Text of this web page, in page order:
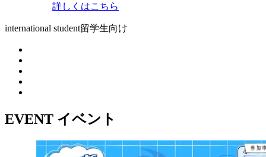
詳しくはこちら
international student留学生向け
EVENT イベント